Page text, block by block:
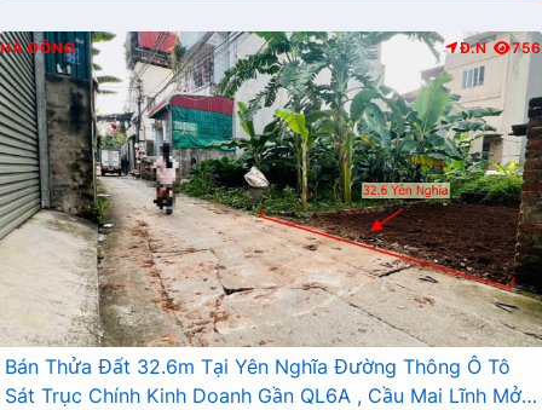
HÀ ĐÔNG Đ.N 756
Bán Thửa Đất 32.6m Tại Yên Nghĩa Đường Thông Ô Tô
Sát Trục Chính Kinh Doanh Gần QL6A , Cầu Mai Lĩnh Mở